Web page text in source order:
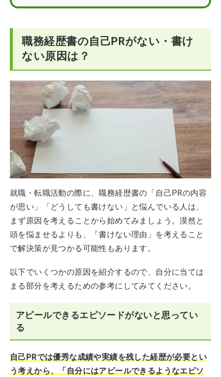
【状況別】自己PRが書けないときの対策
社会人経験が少なくて自己PRが書けない場合の対策
【アピールするポイント別】自己PRの例文
【志望職種別】自己PRの例文
職務経歴書の自己PRにおける失敗例文と修正点
どうしても自己PRが書けないときはどうすれば良い？
自己PRが思いつかないときによくあるお悩みQ＆A
職務経歴書の自己PRがない・書け
ない原因は？
就職・転職活動の際に、職務経歴書の「自己PRの内容
が思い」「どうしても書けない」と悩んでいる人は、
まず原因を考えることから始めてみましょう。漠然と
頭を悩ませるよりも、「書けない理由」を考えること
で解決策が見つかる可能性もあります。
以下でいくつかの原因を紹介するので、自分に当ては
まる部分を考えるための参考にしてみてください。
アピールできるエピソードがないと思ってい
る
自己PRでは優秀な成績や実績を残した経歴が必要とい
う考えから、「自分にはアピールできるようなエピソ